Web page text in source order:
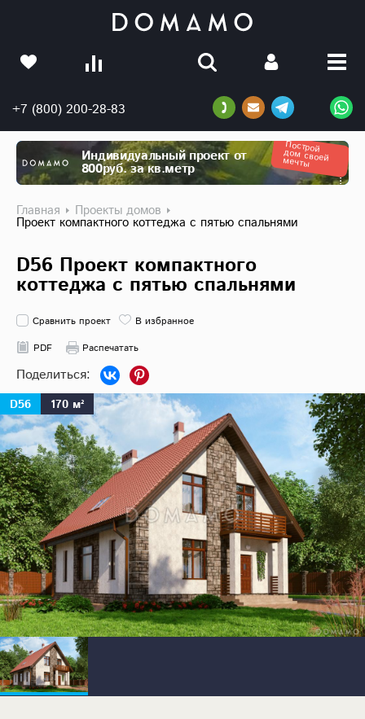
+7 (800) 200-28-83
Индивидуальный проект от
800руб. за кв.метр
Построй
дом своей
мечты
Главная Проекты домов
Проект компактного коттеджа с пятью спальнями
D56 Проект компактного
коттеджа с пятью спальнями
Сравнить проект
В избранное
PDF
Распечатать
D56 170 м²